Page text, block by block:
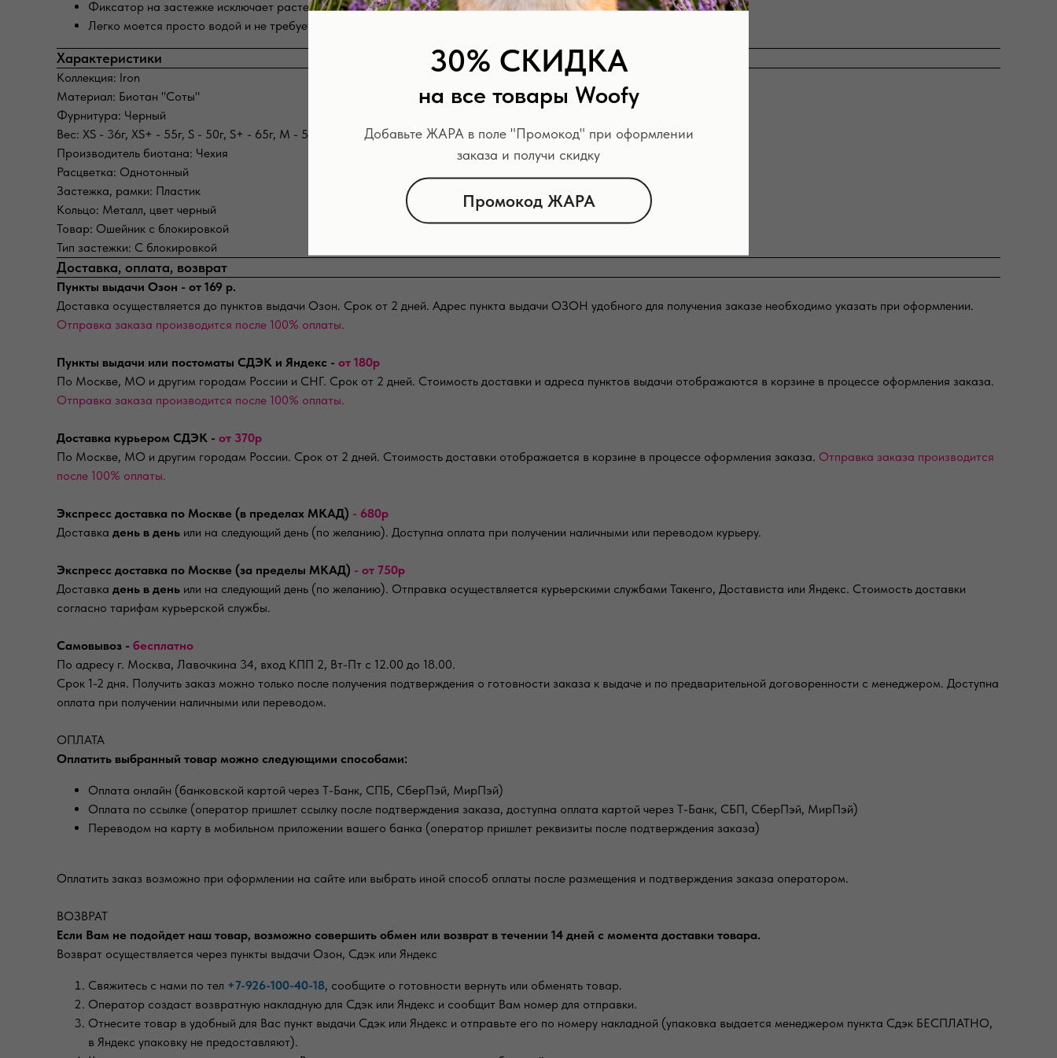
30% СКИДКА
на все товары Woofy
Добавьте ЖАРА в поле "Промокод" при оформлении
заказа и получи скидку
Промокод ЖАРА
Фиксатор на застежке исключает растегивание во время прогулки;
Легко моется просто водой и не требует просушки.
Характеристики
Коллекция: Iron
Материал: Биотан "Соты"
Фурнитура: Черный
Вес: XS - 36г, XS+ - 55г, S - 50г, S+ - 65г, M - 55г, M+ - 75г, L - 84г, XL - 90г
Производитель биотана: Чехия
Расцветка: Однотонный
Застежка, рамки: Пластик
Кольцо: Металл, цвет черный
Товар: Ошейник с блокировкой
Тип застежки: С блокировкой
Доставка, оплата, возврат
Пункты выдачи Озон - от 169 р.
Доставка осуществляется до пунктов выдачи Озон. Срок от 2 дней. Адрес пункта выдачи ОЗОН удобного для получения заказе необходимо указать при оформлении.
Отправка заказа производится после 100% оплаты.
Пункты выдачи или постоматы СДЭК и Яндекс - от 180р
По Москве, МО и другим городам России и СНГ. Срок от 2 дней. Стоимость доставки и адреса пунктов выдачи отображаются в корзине в процессе оформления заказа.
Отправка заказа производится после 100% оплаты.
Доставка курьером СДЭК - от 370р
По Москве, МО и другим городам России. Срок от 2 дней. Стоимость доставки отображается в корзине в процессе оформления заказа. Отправка заказа производится
после 100% оплаты.
Экспресс доставка по Москве (в пределах МКАД) - 680р
Доставка день в день или на следующий день (по желанию). Доступна оплата при получении наличными или переводом курьеру.
Экспресс доставка по Москве (за пределы МКАД) - от 750р
Доставка день в день или на следующий день (по желанию). Отправка осуществляется курьерскими службами Такенго, Достависта или Яндекс. Стоимость доставки
согласно тарифам курьерской службы.
Самовывоз - бесплатно
По адресу г. Москва, Лавочкина 34, вход КПП 2, Вт-Пт с 12.00 до 18.00.
Срок 1-2 дня. Получить заказ можно только после получения подтверждения о готовности заказа к выдаче и по предварительной договоренности с менеджером. Доступна
оплата при получении наличными или переводом.
ОПЛАТА
Оплатить выбранный товар можно следующими способами:
Оплата онлайн (банковской картой через Т-Банк, СПБ, СберПэй, МирПэй)
Оплата по ссылке (оператор пришлет ссылку после подтверждения заказа, доступна оплата картой через Т-Банк, СБП, СберПэй, МирПэй)
Переводом на карту в мобильном приложении вашего банка (оператор пришлет реквизиты после подтверждения заказа)
Оплатить заказ возможно при оформлении на сайте или выбрать иной способ оплаты после размещения и подтверждения заказа оператором.
ВОЗВРАТ
Если Вам не подойдет наш товар, возможно совершить обмен или возврат в течении 14 дней с момента доставки товара.
Возврат осуществляется через пункты выдачи Озон, Сдэк или Яндекс
Свяжитесь с нами по тел +7-926-100-40-18, сообщите о готовности вернуть или обменять товар.
Оператор создаст возвратную накладную для Сдэк или Яндекс и сообщит Вам номер для отправки.
Отнесите товар в удобный для Вас пункт выдачи Сдэк или Яндекс и отправьте его по номеру накладной (упаковка выдается менеджером пункта Сдэк БЕСПЛАТНО,
в Яндекс упаковку не предоставляют).